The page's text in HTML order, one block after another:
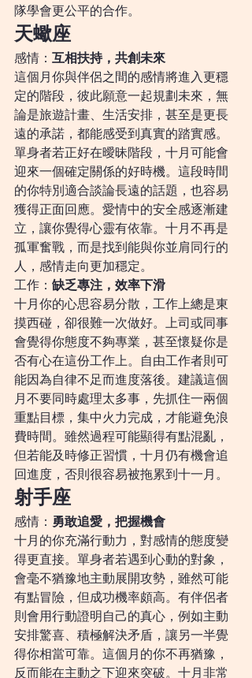
隊學會更公平的合作。
天蠍座
感情： 互相扶持，共創未來
這個月你與伴侶之間的感情將進入更穩
定的階段，彼此願意一起規劃未來，無
論是旅遊計畫、生活安排，甚至是更長
遠的承諾，都能感受到真實的踏實感。
單身者若正好在曖昧階段，十月可能會
迎來一個確定關係的好時機。這段時間
的你特別適合談論長遠的話題，也容易
獲得正面回應。愛情中的安全感逐漸建
立，讓你覺得心靈有依靠。十月不再是
孤軍奮戰，而是找到能與你並肩同行的
人，感情走向更加穩定。
工作： 缺乏專注，效率下滑
十月你的心思容易分散，工作上總是東
摸西碰，卻很難一次做好。上司或同事
會覺得你態度不夠專業，甚至懷疑你是
否有心在這份工作上。自由工作者則可
能因為自律不足而進度落後。建議這個
月不要同時處理太多事，先抓住一兩個
重點目標，集中火力完成，才能避免浪
費時間。雖然過程可能顯得有點混亂，
但若能及時修正習慣，十月仍有機會追
回進度，否則很容易被拖累到十一月。
射手座
感情： 勇敢追愛，把握機會
十月的你充滿行動力，對感情的態度變
得更直接。單身者若遇到心動的對象，
會毫不猶豫地主動展開攻勢，雖然可能
有點冒險，但成功機率頗高。有伴侶者
則會用行動證明自己的真心，例如主動
安排驚喜、積極解決矛盾，讓另一半覺
得你相當可靠。這個月的你不再猶豫，
反而能在主動之下迎來突破。十月非常